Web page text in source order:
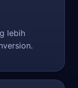
lebih